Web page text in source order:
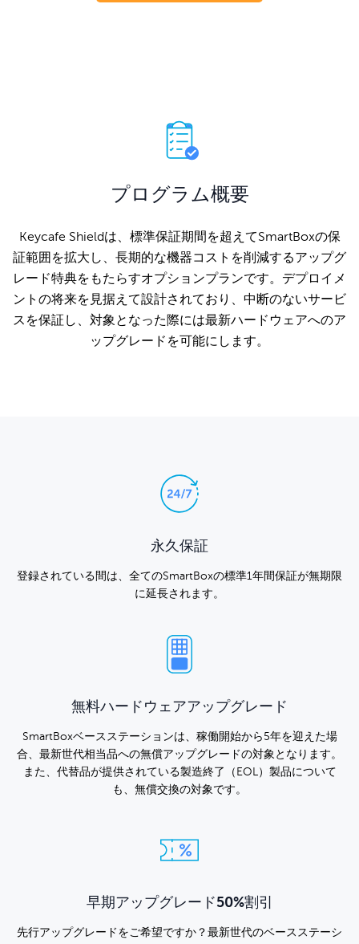
プログラム概要
Keycafe Shieldは、標準保証期間を超えてSmartBoxの保
証範囲を拡大し、長期的な機器コストを削減するアップグ
レード特典をもたらすオプションプランです。デプロイメ
ントの将来を見据えて設計されており、中断のないサービ
スを保証し、対象となった際には最新ハードウェアへのア
ップグレードを可能にします。
永久保証
登録されている間は、全てのSmartBoxの標準1年間保証が無期限
に延長されます。
無料ハードウェアアップグレード
SmartBoxベースステーションは、稼働開始から5年を迎えた場
合、最新世代相当品への無償アップグレードの対象となります。
また、代替品が提供されている製造終了（EOL）製品について
も、無償交換の対象です。
早期アップグレード50%割引
先行アップグレードをご希望ですか？最新世代のベースステーシ